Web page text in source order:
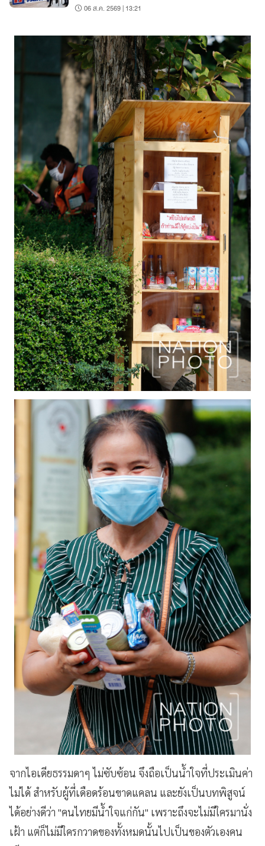
06 ส.ค. 2569 | 13:21
จากไอเดียธรรมดาๆ ไม่ซับซ้อน จึงถือเป็นน้ำใจที่ประเมินค่า
ไม่ได้ สำหรับผู้ที่เดือดร้อนขาดแคลน และยังเป็นบทพิสูจน์
ได้อย่างดีว่า "คนไทยมีน้ำใจแก่กัน" เพราะถึงจะไม่มีใครมานั่ง
เฝ้า แต่ก็ไม่มีใครกวาดของทั้งหมดนั้นไปเป็นของตัวเองคน